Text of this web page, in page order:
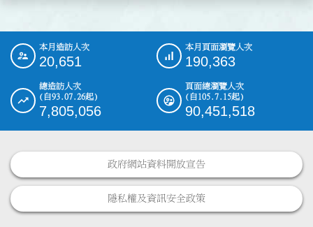
::: 本月造訪人次
20,651
本月頁面瀏覽人次
190,363
總造訪人次
(自93.07.26起)
7,805,056
頁面總瀏覽人次
(自105.7.15起)
90,451,518
政府網站資料開放宣告
隱私權及資訊安全政策